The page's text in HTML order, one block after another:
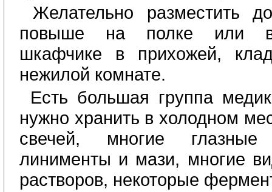
Желательно разместить
повыше на полке или в
шкафчике в прихожей,
нежилой комнате.
Есть большая группа
нужно хранить в холодном
свечей, многие
линименты и мази, многие
растворов, некоторые